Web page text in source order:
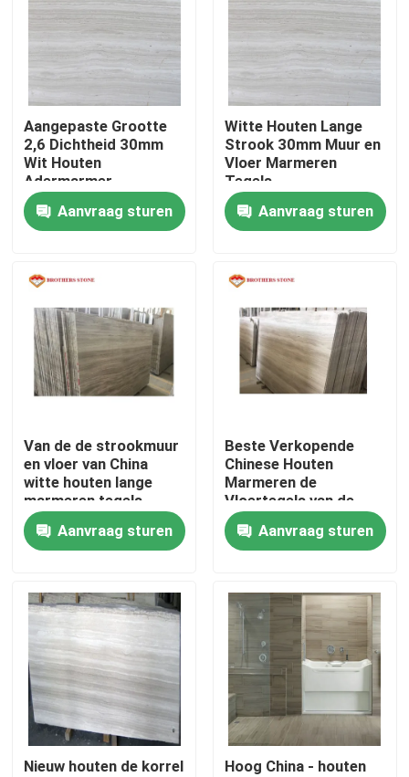
Producten
Over ons
Kwaliteitscontrole
Neem contact met ons op
Nieuws
Gevallen
Vraag een offerte
De Plakken van de granietsteen
Aangepaste Grootte
2,6 Dichtheid 30mm
Wit Houten
Adermarmer
Aanvraag sturen
Witte Houten Lange
Strook 30mm Muur en
Vloer Marmeren
Tegels
Aanvraag sturen
Van de de strookmuur
en vloer van China
witte houten lange
marmeren tegels
Aanvraag sturen
Beste Verkopende
Chinese Houten
Marmeren de
Vloertegels van de
Korrel Witte Marmeren
Plak Aanvraag sturen
Nieuw houten de korrel
Hoog China - houten